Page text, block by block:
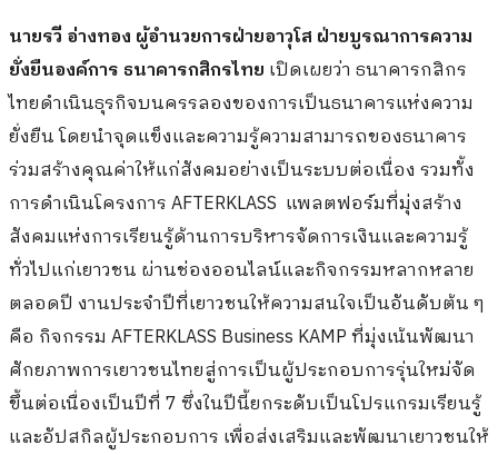
นายรวี อ่างทอง ผู้อำนวยการฝ่ายอาวุโส ฝ่ายบูรณาการความ
ยั่งยืนองค์การ ธนาคารกสิกรไทย เปิดเผยว่า ธนาคารกสิกร
ไทยดำเนินธุรกิจบนครรลองของการเป็นธนาคารแห่งความ
ยั่งยืน โดยนำจุดแข็งและความรู้ความสามารถของธนาคาร
ร่วมสร้างคุณค่าให้แก่สังคมอย่างเป็นระบบต่อเนื่อง รวมทั้ง
การดำเนินโครงการ AFTERKLASS แพลตฟอร์มที่มุ่งสร้าง
สังคมแห่งการเรียนรู้ด้านการบริหารจัดการเงินและความรู้
ทั่วไปแก่เยาวชน ผ่านช่องออนไลน์และกิจกรรมหลากหลาย
ตลอดปี งานประจำปีที่เยาวชนให้ความสนใจเป็นอันดับต้น ๆ
คือ กิจกรรม AFTERKLASS Business KAMP ที่มุ่งเน้นพัฒนา
ศักยภาพการเยาวชนไทยสู่การเป็นผู้ประกอบการรุ่นใหม่จัด
ขึ้นต่อเนื่องเป็นปีที่ 7 ซึ่งในปีนี้ยกระดับเป็นโปรแกรมเรียนรู้
และอัปสกิลผู้ประกอบการ เพื่อส่งเสริมและพัฒนาเยาวชนให้